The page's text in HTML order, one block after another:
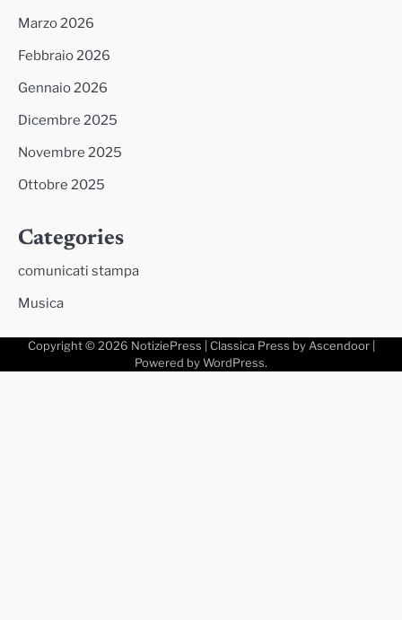
Marzo 2026
Febbraio 2026
Gennaio 2026
Dicembre 2025
Novembre 2025
Ottobre 2025
Categories
comunicati stampa
Musica
Copyright © 2026 NotiziePress | Classica Press by Ascendoor|
Powered by WordPress.